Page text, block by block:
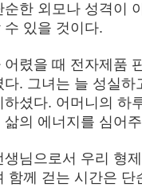
순한 외모나 성격이
있을 것이다.
어렸을 때 전자제품
다. 그녀는 늘 성실
하셨다. 어머니의 하
삶의 에너지를 심어
생님으로서 우리 형
함께 걷는 시간은